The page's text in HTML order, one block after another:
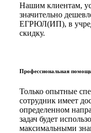
Нашим клиентам,
значительно
ЕГРЮЛ(ИП), в
скидку.
Профессиональная
Только опытные
сотрудник имеет
определенном
задач будет
максимальными